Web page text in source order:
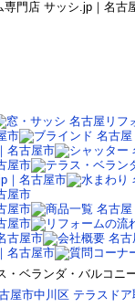
門店 サッシ.jp｜名
・ベランダ・バルコニ
屋市中川区 テラスドア